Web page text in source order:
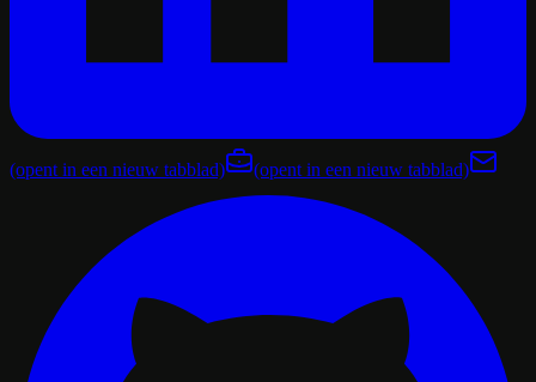
(opent in een nieuw tabblad) (opent in een nieuw tabblad)